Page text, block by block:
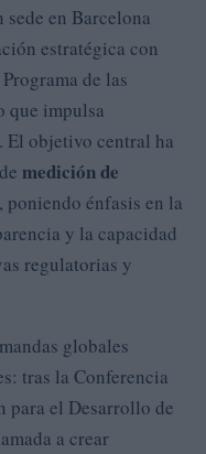
en Barcelona
estratégica con
de las
que impulsa
El objetivo central ha
medición de
, poniendo énfasis en la
y la capacidad
regulatorias y
globales
tras la Conferencia
para el Desarrollo de
a crear